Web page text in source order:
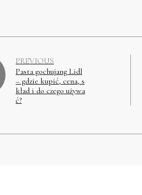
PREVIOUS
Pasta gochujang Lidl
– gdzie kupić, cena, s
kład i do czego używa
ć?